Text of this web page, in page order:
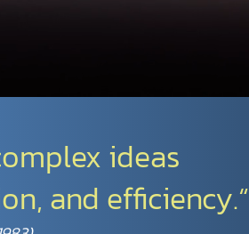
ideas
and efficiency.“